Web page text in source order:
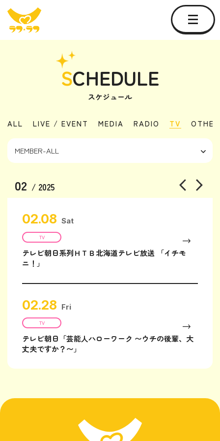
SCHEDULE
スケジュール
ALL LIVE / EVENT MEDIA RADIO TV OTHER
02 / 2025
02.08 Sat
TV
テレビ朝日系列ＨＴＢ北海道テレビ放送 「イチモ
ニ！」
02.28 Fri
TV
テレビ朝日「芸能人ハローワーク 〜ウチの後輩、大
丈夫ですか？〜」